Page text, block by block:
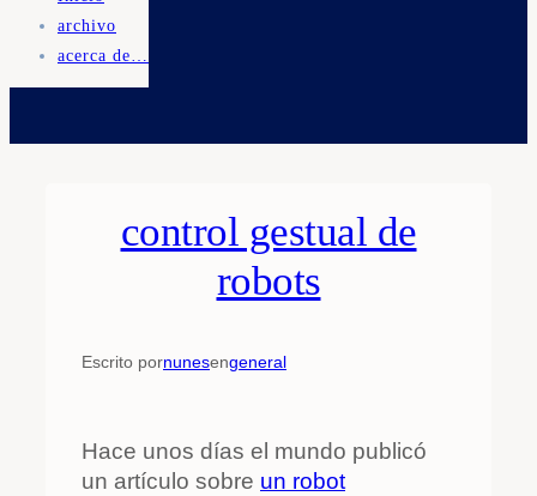
archivo
acerca de…
control gestual de
robots
Escrito pornunesengeneral
Hace unos días el mundo publicó
un artículo sobre un robot